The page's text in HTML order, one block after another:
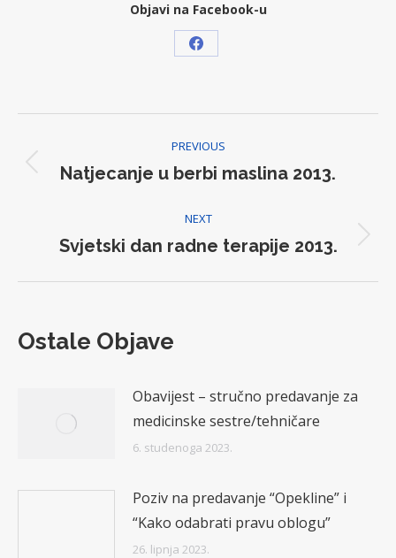
Objavi na Facebook-u
Share
Facebook
navigation
PREVIOUS
Previous
Natjecanje u berbi maslina 2013.
NEXT
Next
Svjetski dan radne terapije 2013.
Ostale Objave
Obavijest – stručno predavanje za
medicinske sestre/tehničare
6. studenoga 2023.
Poziv na predavanje “Opekline” i
“Kako odabrati pravu oblogu”
26. lipnja 2023.